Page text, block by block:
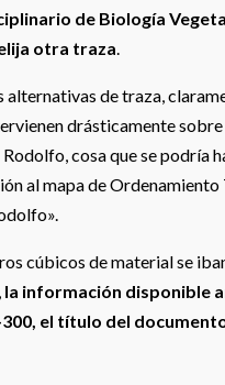
de Biología
otra traza
alternativas de traza,
drásticamente
cosa que se podría
al mapa de
cúbicos de material se
la información disponible
el título del